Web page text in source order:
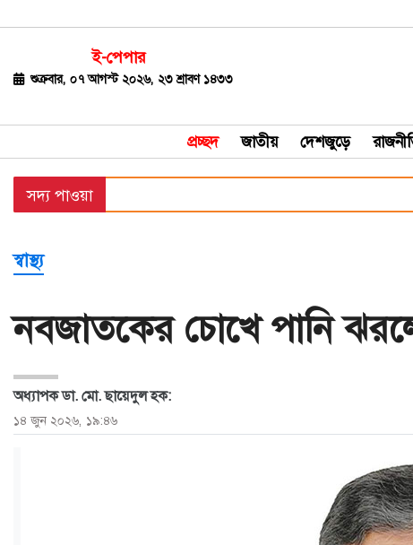
ই-পেপার
শুক্রবার, ০৭ আগস্ট ২০২৬, ২৩ শ্রাবণ ১৪৩৩
প্রচ্ছদ জাতীয় দেশজুড়ে
জাতীয়
রাজনীতি
বিশ্ব
বাণিজ্য
বিনোদন
খেলাধুলা
ধর্ম
ও
সদ্য পাওয়া
স্বাস্থ্য
নবজাতকের চোখে পানি
অধ্যাপক ডা. মো. ছায়েদুল হক:
১৪ জুন ২০২৬, ১৯:৪৬